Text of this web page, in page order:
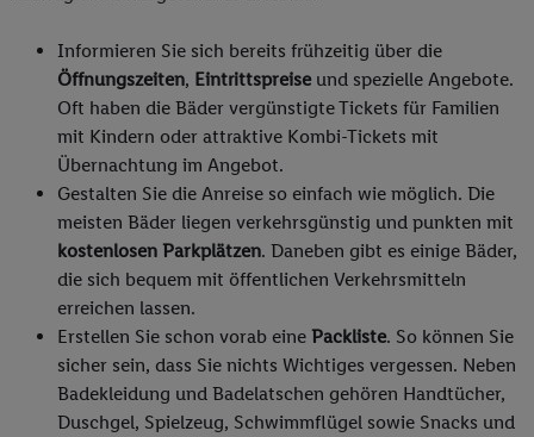
Informieren Sie sich bereits frühzeitig über die
Öffnungszeiten, Eintrittspreise und spezielle Angebote.
Oft haben die Bäder vergünstigte Tickets für Familien
mit Kindern oder attraktive Kombi-Tickets mit
Übernachtung im Angebot.
Gestalten Sie die Anreise so einfach wie möglich. Die
meisten Bäder liegen verkehrsgünstig und punkten mit
kostenlosen Parkplätzen. Daneben gibt es einige Bäder,
die sich bequem mit öffentlichen Verkehrsmitteln
erreichen lassen.
Erstellen Sie schon vorab eine Packliste. So können Sie
sicher sein, dass Sie nichts Wichtiges vergessen. Neben
Badekleidung und Badelatschen gehören Handtücher,
Duschgel, Spielzeug, Schwimmflügel sowie Snacks und